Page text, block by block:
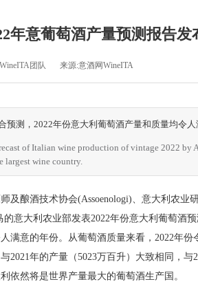
年意葡萄酒产量预测报告
团队 来源:意酒网WineITA
预测，2022年份意大利葡萄酒产量和质量均令
of Italian wine production of vintage 2022 by
largest wine country.
酿酒技术协会(Assoenologi)、意大利农业
的意大利农业部发表2022年份意大利葡萄酒
满意的年份。从葡萄酒质量来看，2022年
2021年的产量（5023万百升）大致相同，
依然将是世界产量最大的葡萄酒生产国。